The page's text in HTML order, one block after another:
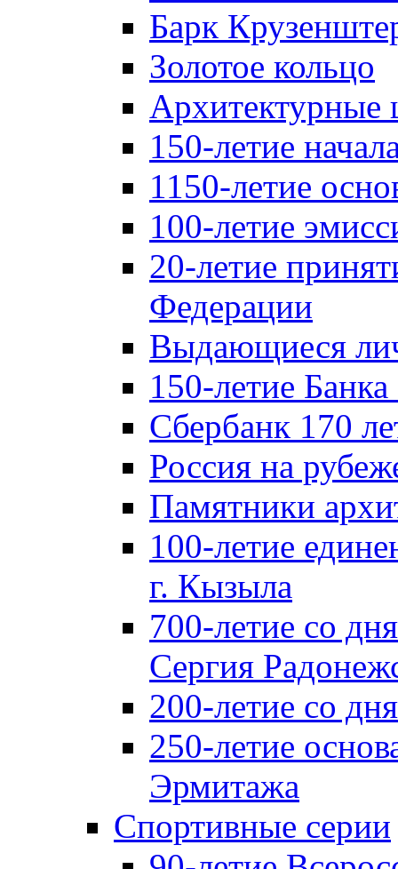
Барк
Золотое кольцо
Архитектурные
150-летие
1150-летие
100-летие
20-летие
Федерации
Выдающиеся
150-летие
Сбербанк 170
Россия на
Памятники
100-летие
г. Кызыла
700-летие со
Сергия
200-летие со
250-летие
Эрмитажа
Спортивные серии